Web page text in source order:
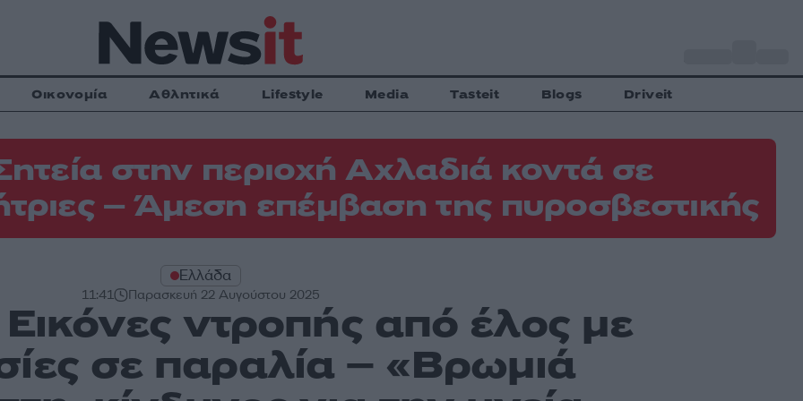
Οικονομία Αθλητικά Lifestyle Media Tasteit Blogs Driveit
στην περιοχή Αχλαδιά κοντά σε
– Άμεση επέμβαση της πυροσβεστικής
Ελλάδα
11:41 Παρασκευή 22 Αυγούστου 2025
ντροπής από έλος με
σε παραλία – «Βρωμιά